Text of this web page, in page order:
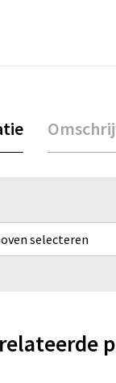
selecteren